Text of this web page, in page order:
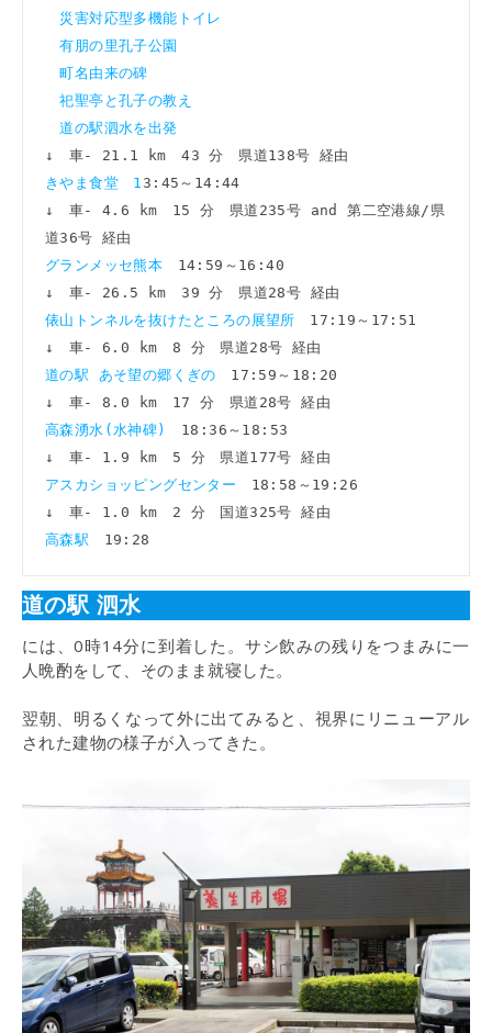
災害対応型多機能トイレ
有朋の里孔子公園
町名由来の碑
祀聖亭と孔子の教え
道の駅泗水を出発
きやま食堂　1 3:45～14:44
↓　車- 4.6 km　15 分　県道235号 and 第二空港線/県
グランメッセ熊本 14:59～16:40
俵山トンネルを抜けたところの展望所 17:19～17:51
道の駅 あそ望の郷くぎの 17:59～18:20
高森湧水(水神碑) 18:36～18:53
アスカショッピングセンター 18:58～19:26
高森駅 19:28
道の駅 泗水
には、0時14分に到着した。サシ飲みの残りをつまみに一
人晩酌をして、そのまま就寝した。
翌朝、明るくなって外に出てみると、視界にリニューアル
された建物の様子が入ってきた。